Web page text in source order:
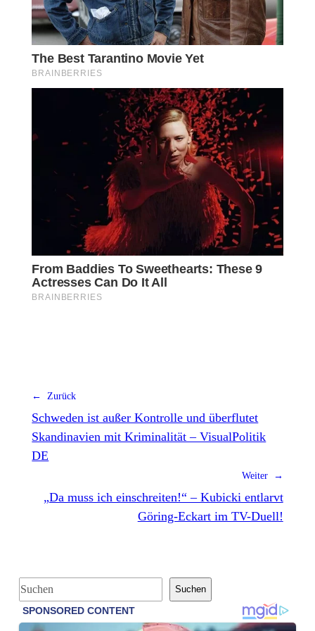
← Zurück
Schweden ist außer Kontrolle und überflutet
Skandinavien mit Kriminalität – VisualPolitik
DE
Weiter →
„Da muss ich einschreiten!“ – Kubicki entlarvt
Göring-Eckart im TV-Duell!
S
u
Suchen